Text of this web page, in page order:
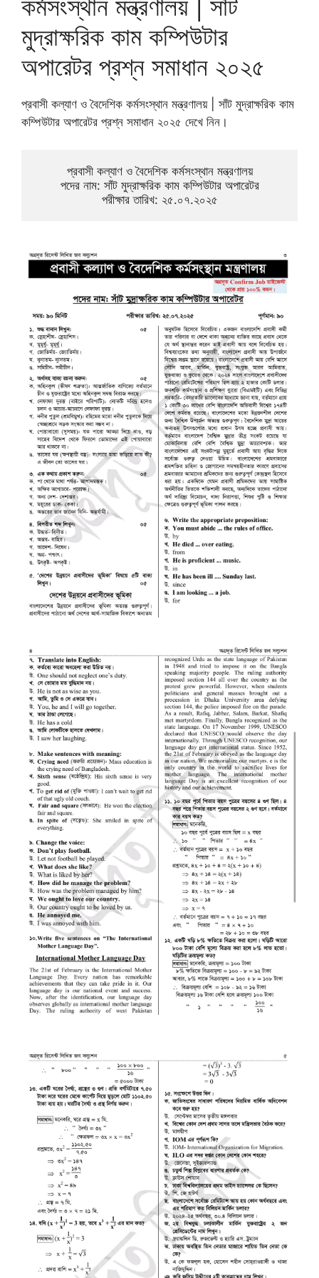
কর্মসংস্থান মন্ত্রণালয় | সাঁট
মুদ্রাক্ষরিক কাম কম্পিউটার
অপারেটর প্রশ্ন সমাধান ২০২৫
প্রবাসী কল্যাণ ও বৈদেশিক কর্মসংস্থান মন্ত্রণালয় | সাঁট মুদ্রাক্ষরিক কাম
কম্পিউটার অপারেটর প্রশ্ন সমাধান ২০২৫ দেখে নিন।
প্রবাসী কল্যাণ ও বৈদেশিক কর্মসংস্থান মন্ত্রণালয়
পদের নাম: সাঁট মুদ্রাক্ষরিক কাম কম্পিউটার অপারেটর
পরীক্ষার তারিখ: ২৫.০৭.২০২৫